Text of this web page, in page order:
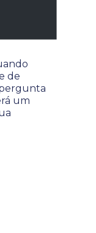
de
um